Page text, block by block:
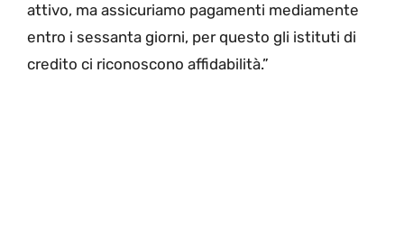
attivo, ma assicuriamo pagamenti mediamente
entro i sessanta giorni, per questo gli istituti di
credito ci riconoscono affidabilità.”